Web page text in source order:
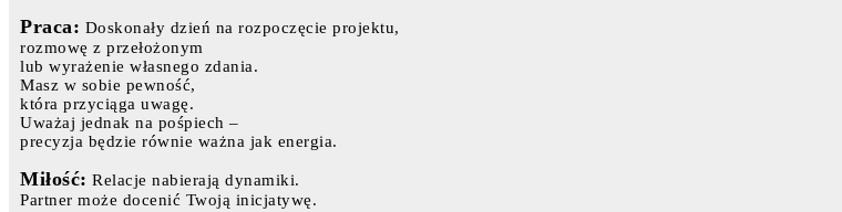
Praca: Doskonały dzień na rozpoczęcie projektu,
rozmowę z przełożonym
lub wyrażenie własnego zdania.
Masz w sobie pewność,
która przyciąga uwagę.
Uważaj jednak na pośpiech –
precyzja będzie równie ważna jak energia.
Miłość: Relacje nabierają dynamiki.
Partner może docenić Twoją inicjatywę.